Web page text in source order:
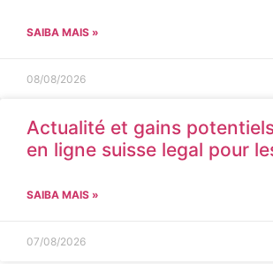
SAIBA MAIS »
08/08/2026
Actualité et gains
en ligne suisse legal pour
SAIBA MAIS »
07/08/2026